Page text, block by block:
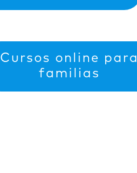
Cursos online para
familias